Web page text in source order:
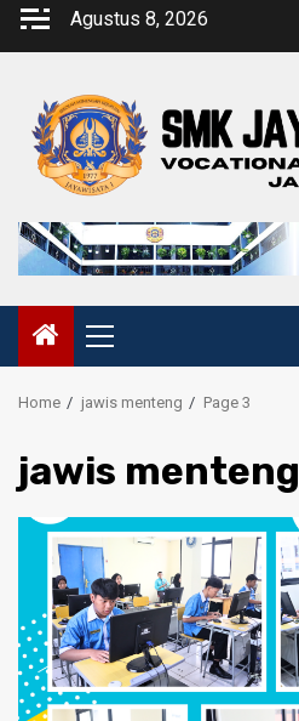
Agustus 8, 2026
Home jawis menteng Page 3
jawis menteng